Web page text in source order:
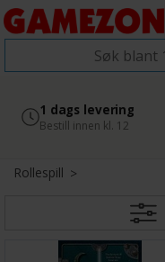
2 300+ anmeldelser på
Google
1 dags levering
Bestill innen kl. 12
Rollespill